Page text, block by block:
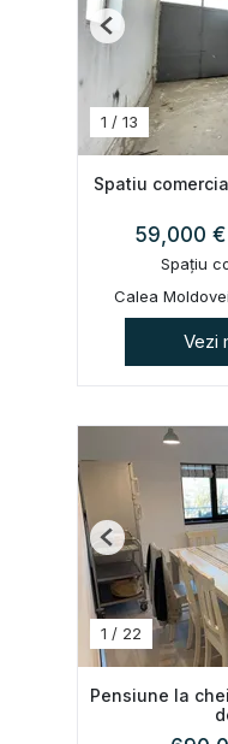
1 / 13
Previous
Spatiu
59,000 €
Spațiu
Calea
Vezi
1 / 22
Previous
Pensiune la